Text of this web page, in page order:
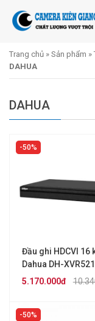
Trang chủ » Sản phẩm »
DAHUA
DAHUA
50%
Đầu ghi HDCVI 16
Dahua DH-
5.170.000đ
50%